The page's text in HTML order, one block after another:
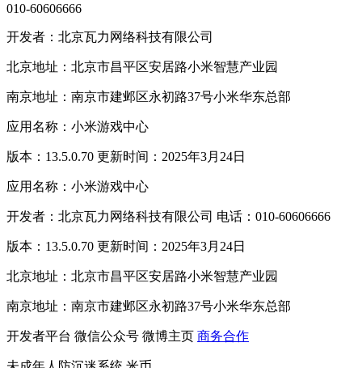
010-60606666
开发者：北京瓦力网络科技有限公司
北京地址：北京市昌平区安居路小米智慧产业园
南京地址：南京市建邺区永初路37号小米华东总部
应用名称：小米游戏中心
版本：13.5.0.70 更新时间：2025年3月24日
应用名称：小米游戏中心
开发者：北京瓦力网络科技有限公司 电话：010-60606666
版本：13.5.0.70 更新时间：2025年3月24日
北京地址：北京市昌平区安居路小米智慧产业园
南京地址：南京市建邺区永初路37号小米华东总部
开发者平台 微信公众号 微博主页 商务合作